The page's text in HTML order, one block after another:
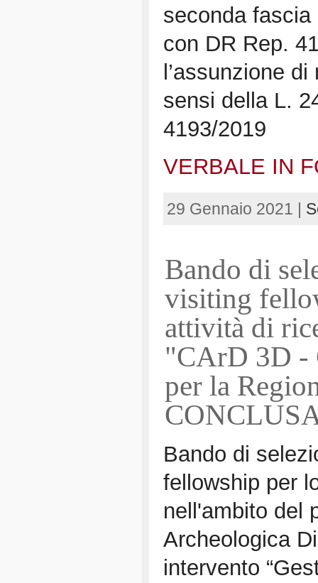
seconda
con DR Rep.
l’assunzione
sensi della L.
4193/2019
VERBALE IN
29 Gennaio 2021 |
Bando di
visiting
attività di
"CArD 3D -
per la
Bando di
fellowship per
nell'ambito del
Archeologica
intervento